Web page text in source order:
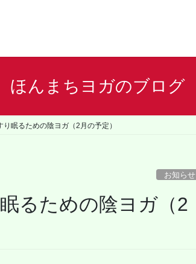
ほんまちヨガのブログ
り眠るための陰ヨガ（2月の予定）
お知らせ
るための陰ヨガ（2